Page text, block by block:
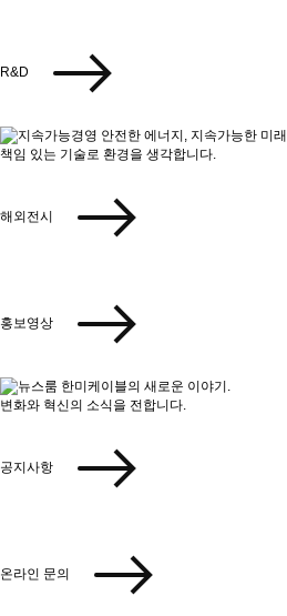
R&D
안전한 에너지, 지속가능한 미래.
책임 있는 기술로 환경을 생각합니다.
해외전시
홍보영상
한미케이블의 새로운 이야기.
변화와 혁신의 소식을 전합니다.
공지사항
온라인 문의